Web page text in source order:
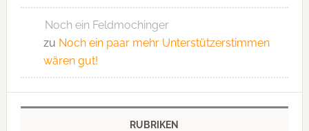
Noch ein Feldmochinger
zu Noch ein paar mehr Unterstützerstimmen
wären gut!
RUBRIKEN